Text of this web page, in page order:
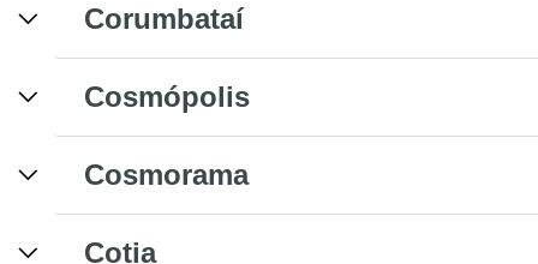
Corumbataí
Cosmópolis
Cosmorama
Cotia